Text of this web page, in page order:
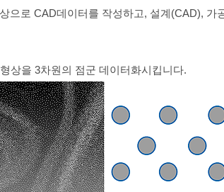
으로 CAD데이터를 작성하고, 설계(CAD), 가
상을 3차원의 점군 데이터화시킵니다.